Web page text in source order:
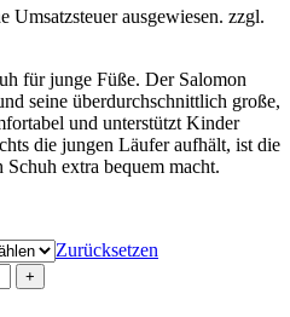
ausgewiesen. zzgl.
für junge Füße. Der Salomon
seine überdurchschnittlich große,
und unterstützt Kinder
die jungen Läufer aufhält, ist die
extra bequem macht.
Zurücksetzen